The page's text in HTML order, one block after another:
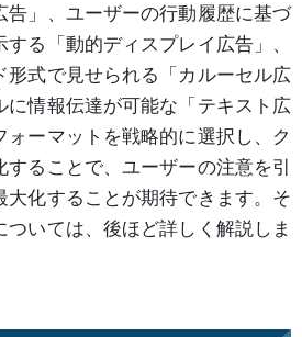
告」、ユーザーの行動履歴に基づ
る「動的ディスプレイ広告」、
形式で見せられる「カルーセル広
に情報伝達が可能な「テキスト広
ーマットを戦略的に選択し、ク
することで、ユーザーの注意を引
大化することが期待できます。そ
いては、後ほど詳しく解説しま